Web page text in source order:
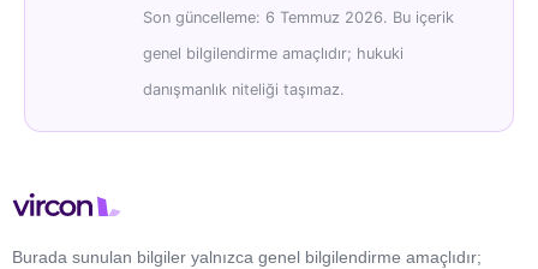
Son güncelleme: 6 Temmuz 2026. Bu içerik
genel bilgilendirme amaçlıdır; hukuki
danışmanlık niteliği taşımaz.
Burada sunulan bilgiler yalnızca genel bilgilendirme amaçlıdır;